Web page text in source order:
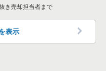
案件一覧
案件一覧
案件一覧
案件一覧
き売却担当者まで
表示